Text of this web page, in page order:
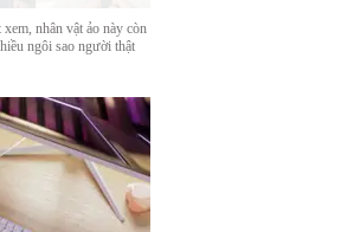
nhân vật ảo này còn
ngôi sao người thật